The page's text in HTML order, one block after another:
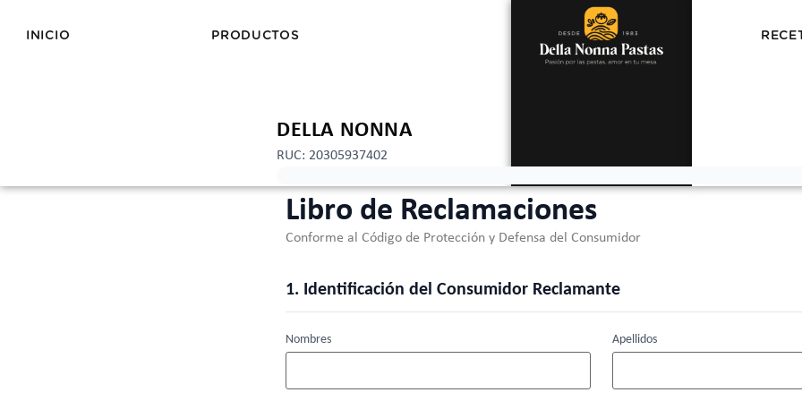
INICIO PRODUCTOS
DELLA NONNA
RUC: 20305937402
Libro de Reclamaciones
Conforme al Código de Protección y Defensa del Consumidor
1. Identificación del Consumidor Reclamante
Nombres Apellidos